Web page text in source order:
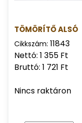
TÖMÖRÍTŐ ALSÓ
Cikkszám: 11843
Nettó: 1 355 Ft
Bruttó: 1 721 Ft
Nincs raktáron